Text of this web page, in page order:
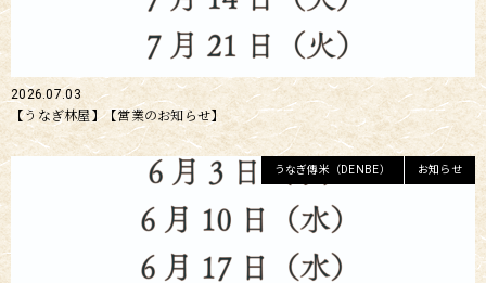
2026.07.03
【うなぎ林屋】【営業のお知らせ】
うなぎ傳米（DENBE） お知らせ